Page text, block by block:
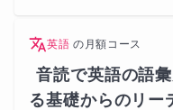
英語 の 月額コース
音読で英語の語
る基礎からのリー